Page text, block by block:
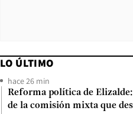
LO ÚLTIMO
hace 26 min
Reforma política de
de la comisión mixta que